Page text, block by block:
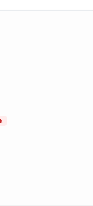
Public Figure